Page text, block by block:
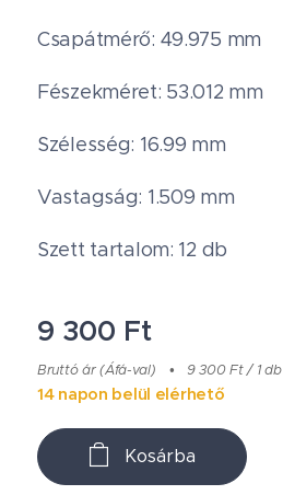
Csapátmérő: 49.975 mm
Fészekméret: 53.012 mm
Szélesség: 16.99 mm
Vastagság: 1.509 mm
Szett tartalom: 12 db
9 300 Ft
Bruttó ár (Áfá-val) 9 300 Ft / 1 db
14 napon belül elérhető
Kosárba